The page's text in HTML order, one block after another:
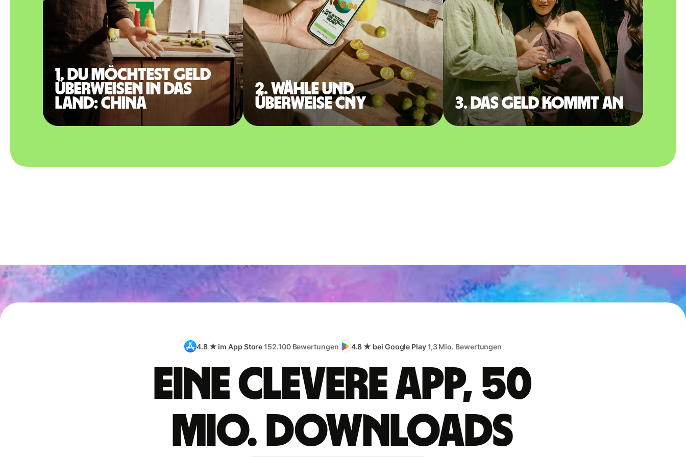
1. Du möchtest Geld
überweisen in das
Land: China
2. Wähle und
überweise CNY
3. Das Geld kommt an
4.8 ★ im App Store152.100 Bewertungen 4.8 ★ bei Google Play1,3 Mio. Bewertungen
Eine clevere App, 50
Mio. Downloads